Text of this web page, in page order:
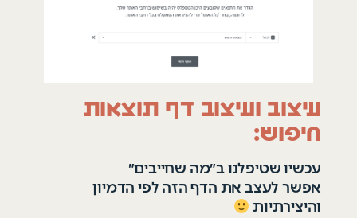
עיצוב ועיצוב דף תוצאות
חיפוש:
עכשיו שטיפלנו ב״מה שחייבים״
אפשר לעצב את הדף הזה לפי הדמיון
והיצירתיות